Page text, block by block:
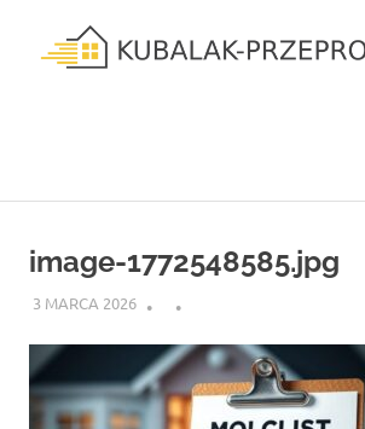
content
image-1772548585.jpg
3 MARCA 2026